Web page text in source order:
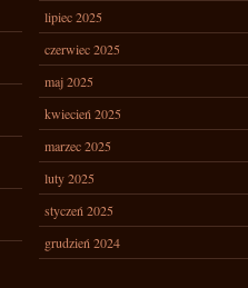
lipiec 2025
czerwiec 2025
maj 2025
kwiecień 2025
marzec 2025
luty 2025
styczeń 2025
grudzień 2024